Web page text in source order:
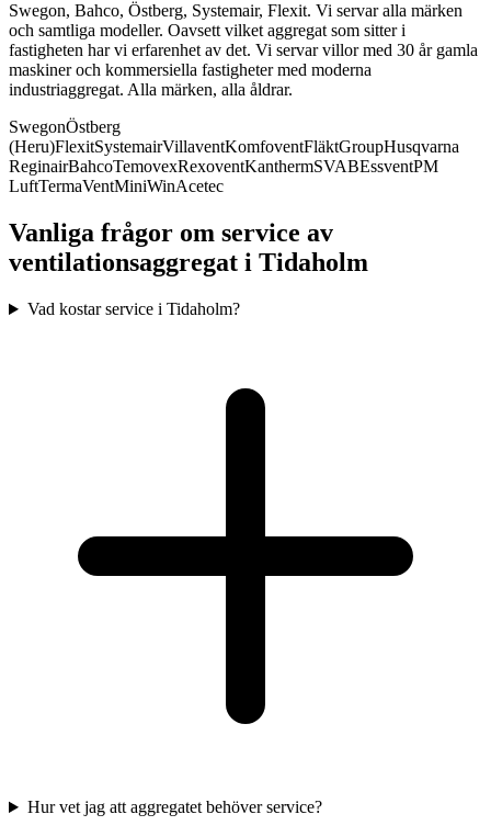
Swegon, Bahco, Östberg, Systemair, Flexit. Vi servar alla märken
och samtliga modeller. Oavsett vilket aggregat som sitter i
fastigheten har vi erfarenhet av det. Vi servar villor med 30 år gamla
maskiner och kommersiella fastigheter med moderna
industriaggregat. Alla märken, alla åldrar.
SwegonÖstberg
(Heru)FlexitSystemairVillaventKomfoventFläktGroupHusqvarna
ReginairBahcoTemovexRexoventKanthermSVABEssventPM
LuftTermaVentMiniWinAcetec
Vanliga frågor om service av
ventilationsaggregat i Tidaholm
Vad kostar service i Tidaholm?
Hur vet jag att aggregatet behöver service?